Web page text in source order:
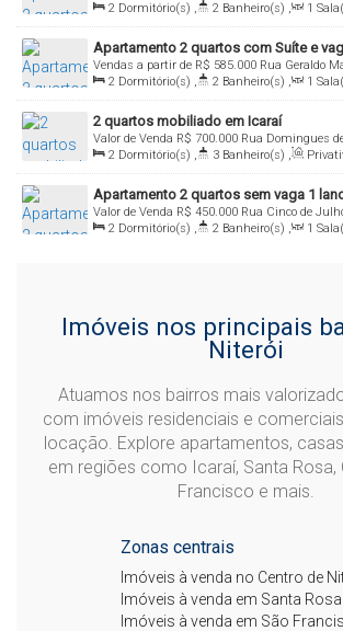
Icaraí, Niterói, Rio de Janeiro, Brasil
2 Dormitório(s) , 2 Banheiro(s) , 1
2 Vaga(s) , Útil: 80.00m²
Apartamento 2 quartos com Suíte e
R$ 585.000
Vendas a partir de
Rua Geraldo
Icaraí, Niterói, Rio de Janeiro, Brasil
2 Dormitório(s) , 2 Banheiro(s) , 1
Total: 632.00m² , 1 Vaga(s) , 2m
84.00m²
2 quartos mobiliado em Icaraí
R$ 700.000
Valor de Venda
Rua Domingues
Icaraí, Niterói, Rio de Janeiro, Brasil
2 Dormitório(s) , 3 Banheiro(s) ,
Sala(s) , 1 Suíte(s) , Total: 100.00m² , 1
~ 100.00m²
Apartamento 2 quartos sem vaga 1
Icaraí
R$ 450.000
Valor de Venda
Rua Cinco de
Niterói, Rio de Janeiro, Brasil
2 Dormitório(s) , 2 Banheiro(s) , 1
Imóveis nos principais
Niterói
Atuamos nos bairros mais
com imóveis residenciais e
locação. Explore apartamentos,
em regiões como Icaraí, Santa Rosa,
Francisco e mais.
Zonas centrais
Imóveis à venda no Centro de
Imóveis à venda em Santa Rosa
Imóveis à venda em São